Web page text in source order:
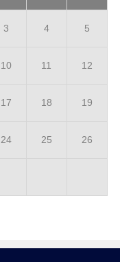
3 4 5
10 11 12
17 18 19
24 25 26